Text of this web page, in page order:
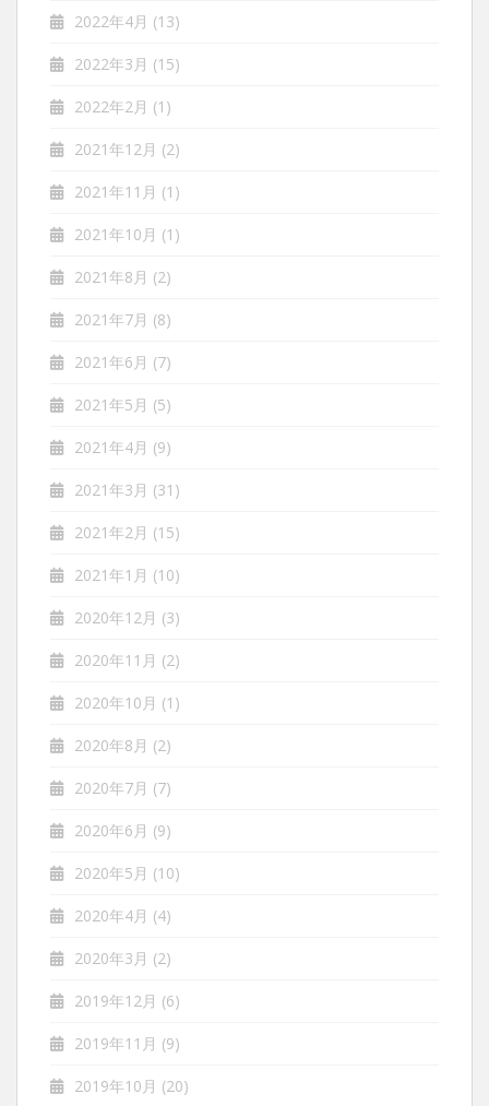
2022年4月 (13)
2022年3月 (15)
2022年2月 (1)
2021年12月 (2)
2021年11月 (1)
2021年10月 (1)
2021年8月 (2)
2021年7月 (8)
2021年6月 (7)
2021年5月 (5)
2021年4月 (9)
2021年3月 (31)
2021年2月 (15)
2021年1月 (10)
2020年12月 (3)
2020年11月 (2)
2020年10月 (1)
2020年8月 (2)
2020年7月 (7)
2020年6月 (9)
2020年5月 (10)
2020年4月 (4)
2020年3月 (2)
2019年12月 (6)
2019年11月 (9)
2019年10月 (20)